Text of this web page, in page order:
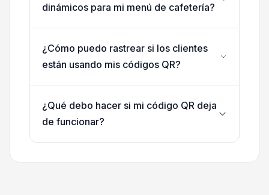
dinámicos para mi menú de cafetería?
¿Cómo puedo rastrear si los clientes
están usando mis códigos QR?
¿Qué debo hacer si mi código QR deja
de funcionar?